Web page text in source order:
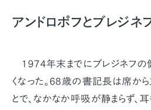
アンドロポフとブレジネ
1974年末までにブレジネフの
くなった。68歳の書記長は席か
とで、なかなか呼吸が静まらず、